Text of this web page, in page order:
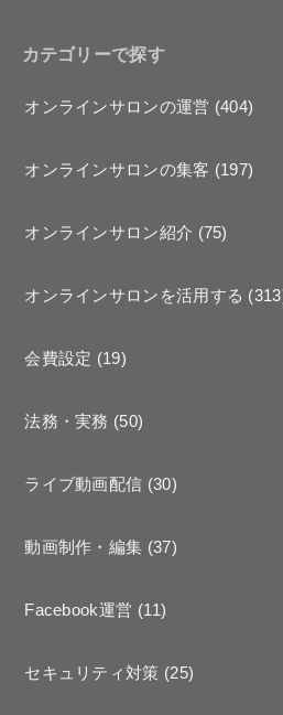
カテゴリーで探す
オンラインサロンの運営 (404)
オンラインサロンの集客 (197)
オンラインサロン紹介 (75)
オンラインサロンを活用する
会費設定 (19)
法務・実務 (50)
ライブ動画配信 (30)
動画制作・編集 (37)
Facebook運営 (11)
セキュリティ対策 (25)